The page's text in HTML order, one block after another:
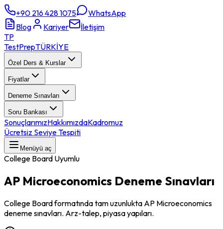
+90 216 428 1075
WhatsApp
Blog
Kariyer
İletişim
TP
TestPrepTÜRKİYE
Özel Ders & Kurslar
Fiyatlar
Deneme Sınavları
Soru Bankası
SonuçlarımızHakkımızdaKadromuz
Ücretsiz Seviye Tespiti
Menüyü aç
College Board Uyumlu
AP Microeconomics Deneme Sınavları
College Board formatında tam uzunlukta AP Microeconomics
deneme sınavları. Arz-talep, piyasa yapıları.